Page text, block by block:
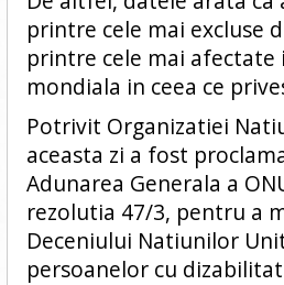
printre cele mai excluse
printre cele mai afectate
mondiala in ceea ce
Potrivit Organizatiei
aceasta zi a fost
Adunarea Generala a
rezolutia 47/3, pentru a
Deceniului Natiunilor
persoanelor cu